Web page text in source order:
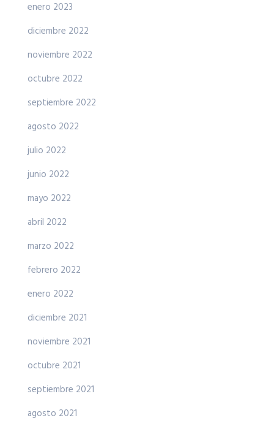
enero 2023
diciembre 2022
noviembre 2022
octubre 2022
septiembre 2022
agosto 2022
julio 2022
junio 2022
mayo 2022
abril 2022
marzo 2022
febrero 2022
enero 2022
diciembre 2021
noviembre 2021
octubre 2021
septiembre 2021
agosto 2021